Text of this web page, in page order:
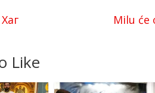
Milu će
Like